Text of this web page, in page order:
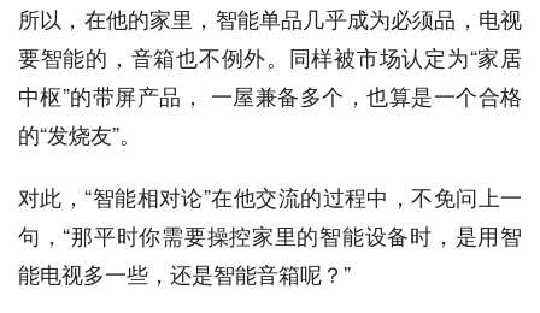
所以，在他的家里，智能单品几乎成为必须品，电视
要智能的，音箱也不例外。同样被市场认定为“家居
中枢”的带屏产品， 一屋兼备多个，也算是一个合格
的“发烧友”。
对此，“智能相对论”在他交流的过程中，不免问上一
句，“那平时你需要操控家里的智能设备时，是用智
能电视多一些，还是智能音箱呢？”